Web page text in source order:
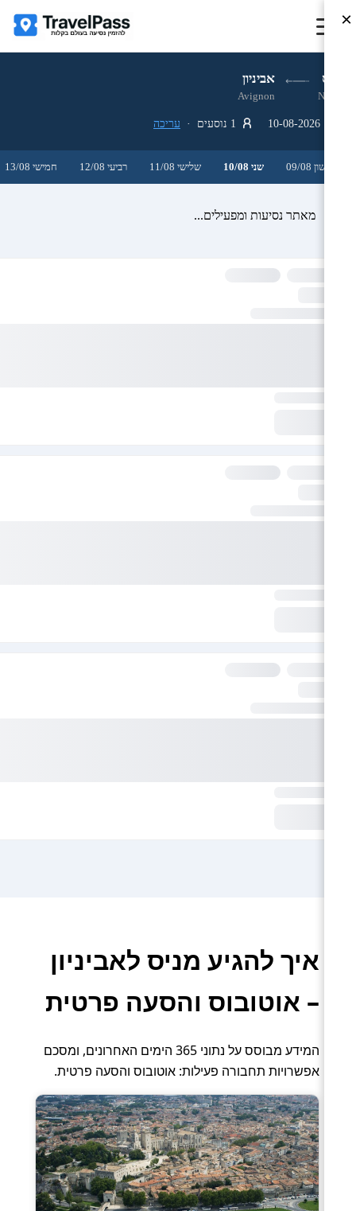
ניס אביניון
Nice
Avignon
עריכה
ראשון 09/08 שני 10/08 שלישי 11/08 רביעי 12/08 חמישי 13/08
מאתר נסיעות ומפעילים...
איך להגיע מניס לאביניון
– אוטובוס והסעה פרטית
המידע מבוסס על נתוני 365 הימים האחרונים, ומסכם
אפשרויות תחבורה פעילות: אוטובוס והסעה פרטית.
×